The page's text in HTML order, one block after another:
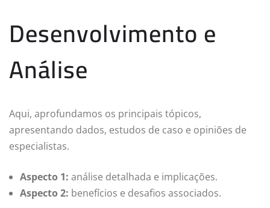
Desenvolvimento e
Análise
Aqui, aprofundamos os principais tópicos,
apresentando dados, estudos de caso e opiniões de
especialistas.
Aspecto 1: análise detalhada e implicações.
Aspecto 2: benefícios e desafios associados.